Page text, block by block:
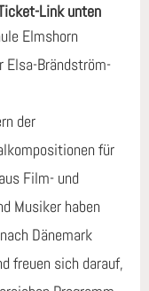
Link unten
Elmshorn
Elsa-Brändström-
der
für
Film- und
Musiker haben
Dänemark
freuen sich darauf,